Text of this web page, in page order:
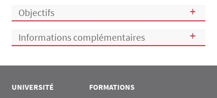
Objectifs
Informations complémentaires
UNIVERSITÉ FORMATIONS